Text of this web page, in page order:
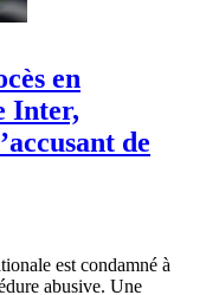
en
Inter,
de
est condamné à
abusive. Une